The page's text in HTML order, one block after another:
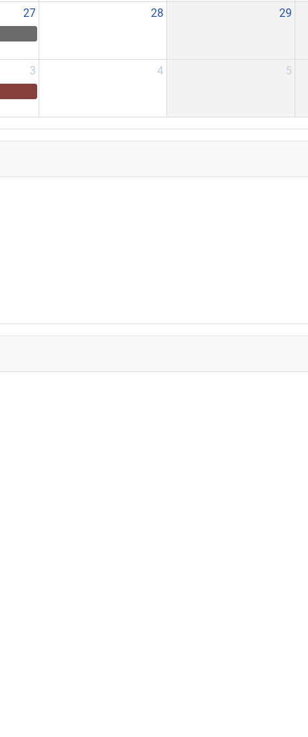
27 28 29
3 4 5